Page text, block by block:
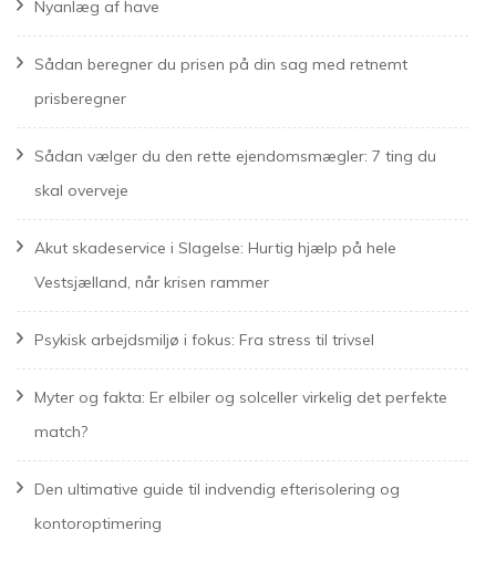
Nyanlæg af have
Sådan beregner du prisen på din sag med retnemt
prisberegner
Sådan vælger du den rette ejendomsmægler: 7 ting du
skal overveje
Akut skadeservice i Slagelse: Hurtig hjælp på hele
Vestsjælland, når krisen rammer
Psykisk arbejdsmiljø i fokus: Fra stress til trivsel
Myter og fakta: Er elbiler og solceller virkelig det perfekte
match?
Den ultimative guide til indvendig efterisolering og
kontoroptimering